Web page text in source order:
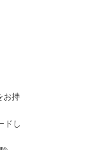
お持
ドし